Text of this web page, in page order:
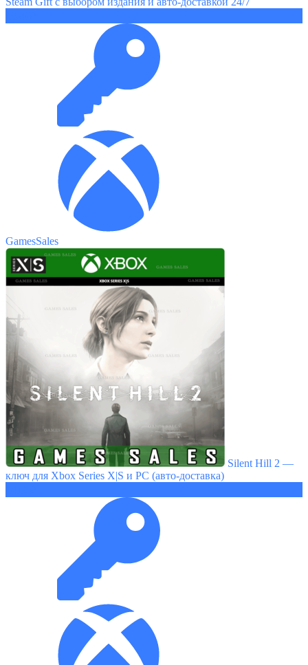
GamesSales
Silent Hill 2 —
ключ для Xbox Series X|S и PC (авто-доставка)